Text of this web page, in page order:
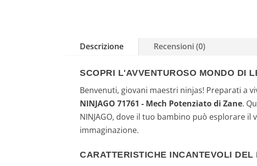
Descrizione Recensioni (0)
SCOPRI L'AVVENTUROSO MONDO DI
Benvenuti, giovani maestri ninjas! Preparati a
NINJAGO 71761 - Mech Potenziato di Zane.
NINJAGO, dove il tuo bambino può esplorare
immaginazione.
CARATTERISTICHE INCANTEVOLI